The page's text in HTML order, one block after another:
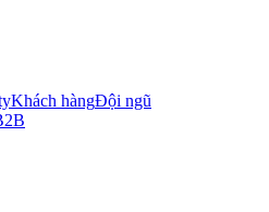
Khách hàngĐội ngũ